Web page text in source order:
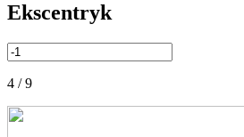
Ekscentryk
4 / 9